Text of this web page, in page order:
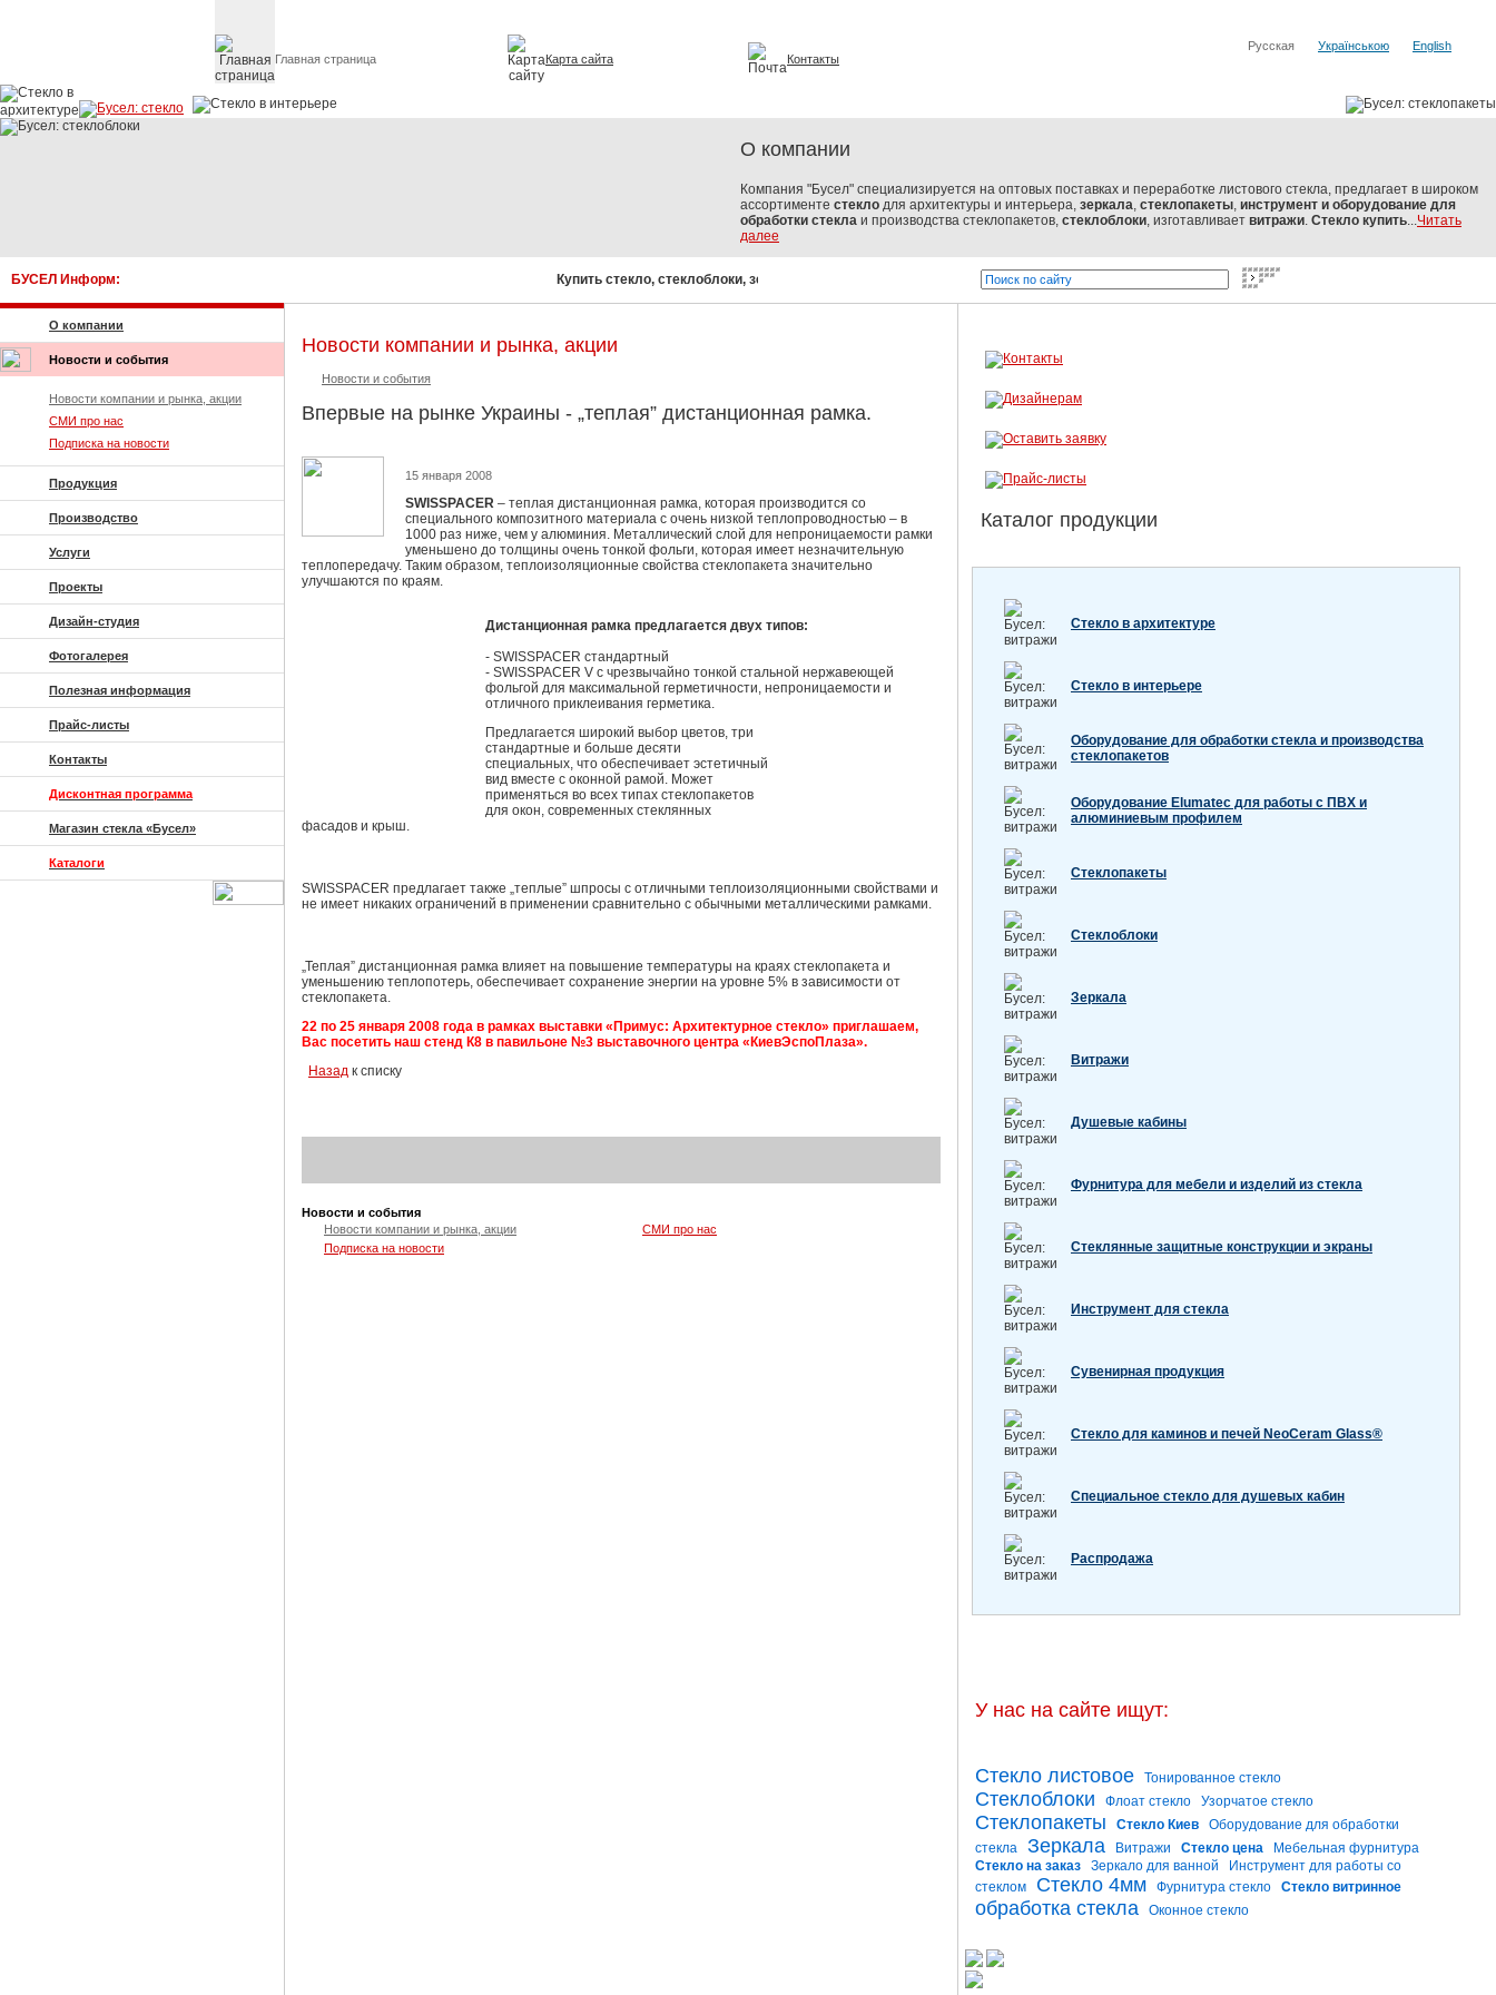
Главная страница Карта сайта Контакты
Русская Українською English
О компании
Компания "Бусел" специализируется на оптовых поставках и переработке листового стекла, предлагает в широком
ассортименте стекло для архитектуры и интерьера, зеркала, стеклопакеты, инструмент и оборудование для
обработки стекла и производства стеклопакетов, стеклоблоки, изготавливает витражи. Стекло купить...Читать
далее
БУСЕЛ Информ: Купить стекло, стеклоблоки, зеркала, стеклопакеты! Бусел - стекло от мировых производителейБусел - резка стекла,
О компании
Новости и события
Новости компании и рынка, акции
СМИ про нас
Подписка на новости
Продукция
Производство
Услуги
Проекты
Дизайн-студия
Фотогалерея
Полезная информация
Прайс-листы
Контакты
Дисконтная программа
Магазин стекла «Бусел»
Каталоги
Новости компании и рынка, акции
Новости и события
Впервые на рынке Украины - „теплая” дистанционная рамка.
15 января 2008
SWISSPACER – теплая дистанционная рамка, которая производится со
специального композитного материала с очень низкой теплопроводностью – в
1000 раз ниже, чем у алюминия. Металлический слой для непроницаемости рамки
уменьшено до толщины очень тонкой фольги, которая имеет незначительную
теплопередачу. Таким образом, теплоизоляционные свойства стеклопакета значительно
улучшаются по краям.
Дистанционная рамка предлагается двух типов:
- SWISSPACER стандартный
- SWISSPACER V с чрезвычайно тонкой стальной нержавеющей
фольгой для максимальной герметичности, непроницаемости и
отличного приклеивания герметика.
Предлагается широкий выбор цветов, три
стандартные и больше десяти
специальных, что обеспечивает эстетичный
вид вместе с оконной рамой. Может
применяться во всех типах стеклопакетов
для окон, современных стеклянных
фасадов и крыш.
SWISSPACER предлагает также „теплые” шпросы с отличными теплоизоляционными свойствами и
не имеет никаких ограничений в применении сравнительно с обычными металлическими рамками.
„Теплая” дистанционная рамка влияет на повышение температуры на краях стеклопакета и
уменьшению теплопотерь, обеспечивает сохранение энергии на уровне 5% в зависимости от
стеклопакета.
22 по 25 января 2008 года в рамках выставки «Примус: Архитектурное стекло» приглашаем,
Вас посетить наш стенд К8 в павильоне №3 выставочного центра «КиевЭспоПлаза».
Назад к списку
Новости и события
Новости компании и рынка, акции
СМИ про нас
Подписка на новости
Каталог продукции
Стекло в архитектуре
Стекло в интерьере
Оборудование для обработки стекла и производства
стеклопакетов
Оборудование Elumatec для работы с ПВХ и
алюминиевым профилем
Стеклопакеты
Стеклоблоки
Зеркала
Витражи
Душевые кабины
Фурнитура для мебели и изделий из стекла
Стеклянные защитные конструкции и экраны
Инструмент для стекла
Сувенирная продукция
Стекло для каминов и печей NeoCeram Glass®
Специальное стекло для душевых кабин
Распродажа
У нас на сайте ищут:
Стекло листовое Тонированное стекло
Стеклоблоки Флоат стекло Узорчатое стекло
Стеклопакеты Стекло Киев
Оборудование для обработки
стекла
Зеркала Витражи Стекло цена
Мебельная фурнитура
Стекло на заказ
Зеркало для ванной
Инструмент для работы со
стеклом
Стекло 4мм Фурнитура стекло Стекло витринное
обработка стекла Оконное стекло